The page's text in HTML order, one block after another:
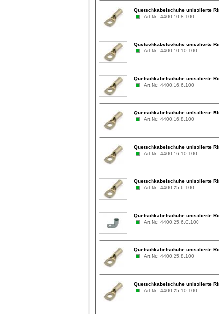
Quetschkabelschuhe unisolierte
Art.Nr.: 4400.10.8.100
Quetschkabelschuhe unisolierte
Art.Nr.: 4400.10.10.100
Quetschkabelschuhe unisolierte
Art.Nr.: 4400.16.6.100
Quetschkabelschuhe unisolierte
Art.Nr.: 4400.16.8.100
Quetschkabelschuhe unisolierte
Art.Nr.: 4400.16.10.100
Quetschkabelschuhe unisolierte
Art.Nr.: 4400.25.6.100
Quetschkabelschuhe unisolierte
Art.Nr.: 4400.25.6.C.100
Quetschkabelschuhe unisolierte
Art.Nr.: 4400.25.8.100
Quetschkabelschuhe unisolierte
Art.Nr.: 4400.25.10.100